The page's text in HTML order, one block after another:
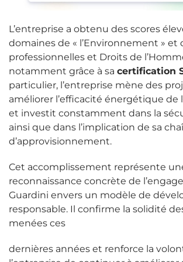
L’entreprise a obtenu des scores
domaines de « l’Environnement » et
professionnelles et Droits de
notamment grâce à sa certification
particulier, l’entreprise mène des
améliorer l’efficacité énergétique de
et investit constamment dans la
ainsi que dans l’implication de sa
d’approvisionnement.
Cet accomplissement représente
reconnaissance concrète de
Guardini envers un modèle de
responsable. Il confirme la solidité
menées ces
dernières années et renforce la